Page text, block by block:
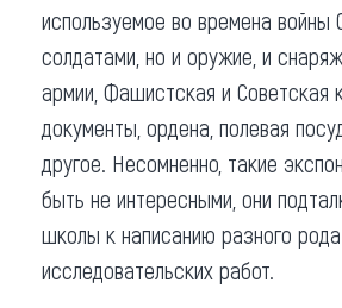
используемое во времена войны
солдатами, но и оружие, и
армии, Фашистская и Советская
документы, ордена, полевая
другое. Несомненно, такие
быть не интересными, они
школы к написанию разного рода
исследовательских работ.